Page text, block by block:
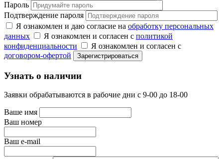
Пароль
Подтверждение пароля
Я ознакомлен и даю согласие на обработку персональных
данных
Я ознакомлен и согласен с политикой
конфиденциальности
Я ознакомлен и согласен с
договором-офертой
Узнать о наличии
Заявки обрабатываются в рабочие дни с 9-00 до 18-00
Ваше имя
Ваш номер
Ваш e-mail